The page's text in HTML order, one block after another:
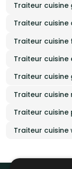
Traiteur
Traiteur cuisine
Traiteur
Traiteur
Traiteur cuisine
Traiteur cuisine
Traiteur
Traiteur